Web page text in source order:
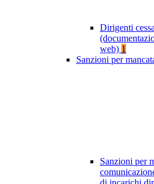
Dirigenti
web) 1
Sanzioni per
Sanzioni per